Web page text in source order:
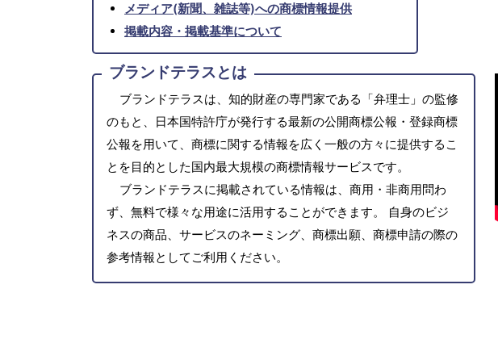
メディア(新聞、雑誌等)への商標情報提供
掲載内容・掲載基準について
ブランドテラスとは
ブランドテラスは、知的財産の専門家である「弁理士」の監修
のもと、日本国特許庁が発行する最新の公開商標公報・登録商標
公報を用いて、商標に関する情報を広く一般の方々に提供するこ
とを目的とした国内最大規模の商標情報サービスです。
ブランドテラスに掲載されている情報は、商用・非商用問わ
ず、無料で様々な用途に活用することができます。 自身のビジ
ネスの商品、サービスのネーミング、商標出願、商標申請の際の
参考情報としてご利用ください。